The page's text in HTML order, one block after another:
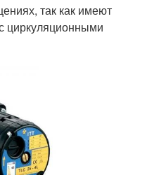
так как имеют
циркуляционными